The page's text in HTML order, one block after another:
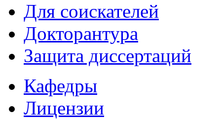
Для соискателей
Докторантура
Защита диссертаций
Кафедры
Лицензии